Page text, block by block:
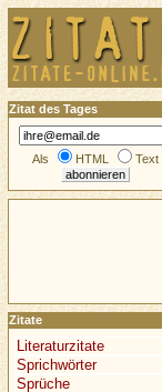
Zitat des Tages
Als HTML Text
Zitate
Literaturzitate
Sprichwörter
Sprüche